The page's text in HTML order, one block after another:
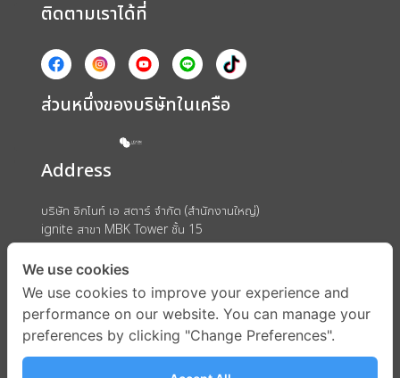
ติดตามเราได้ที่
ส่วนหนึ่งของบริษัทในเครือ
Address
บริษัท อิกไนท์ เอ สตาร์ จำกัด (สำนักงานใหญ่)
ignite สาขา MBK Tower ชั้น 15
ถนนพญาไท แขวงวังใหม่ เขตปทุมวัน กรุงเทพมหานคร 10330
We use cookies
We use cookies to improve your experience and
performance on our website. You can manage your
preferences by clicking "Change Preferences".